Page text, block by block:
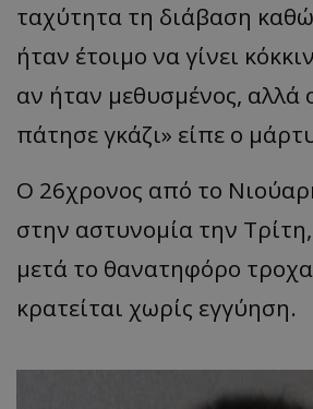
ταχύτητα τη διάβαση
ήταν έτοιμο να γίνει
αν ήταν μεθυσμένος, αλλά
πάτησε γκάζι» είπε ο
Ο 26χρονος από το
στην αστυνομία την Τρίτη,
μετά το θανατηφόρο
κρατείται χωρίς εγγύηση.